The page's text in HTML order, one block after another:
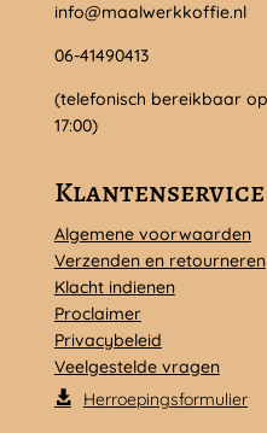
info@maalwerkkoffie.nl
06-41490413
(telefonisch bereikbaar
17:00)
Klantenservice
Algemene voorwaarden
Verzenden en retourneren
Klacht indienen
Proclaimer
Privacybeleid
Veelgestelde vragen
Herroepingsformulier